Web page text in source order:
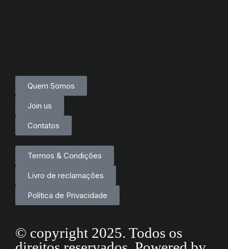
Quem Somos
Join us
Contatos
Termos & Condições
Livro de reclamações
Política de Privacidade
© copyright 2025. Todos os